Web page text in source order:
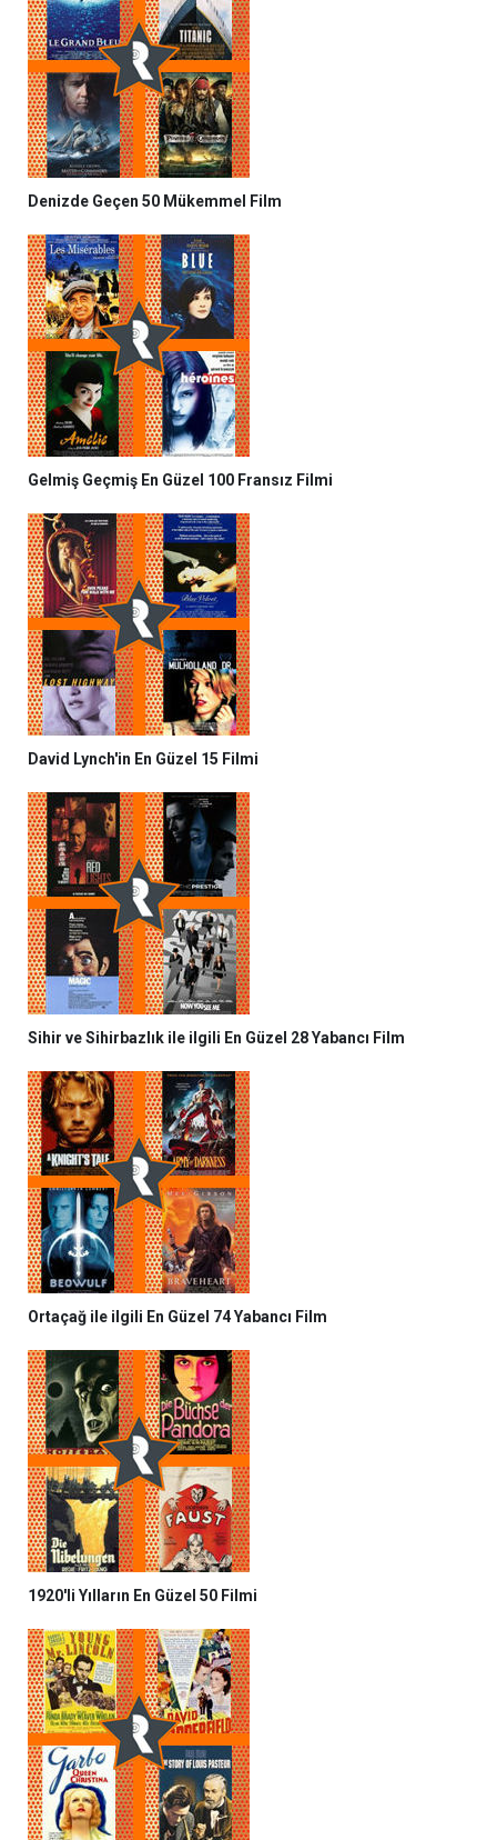
Denizde Geçen 50 Mükemmel Film
Gelmiş Geçmiş En Güzel 100 Fransız Filmi
David Lynch'in En Güzel 15 Filmi
Sihir ve Sihirbazlık ile ilgili En Güzel 28 Yabancı Film
Ortaçağ ile ilgili En Güzel 74 Yabancı Film
1920'li Yılların En Güzel 50 Filmi